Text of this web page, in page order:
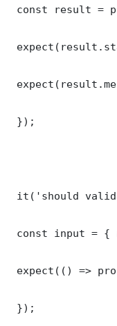
const result =
});
it('should
const input = {
expect(() =>
});